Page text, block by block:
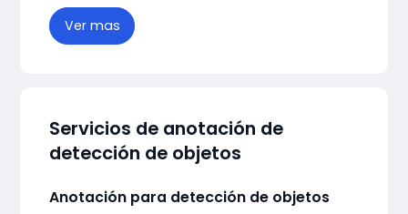
Ver mas
Servicios de anotación de
detección de objetos
Anotación para detección de objetos